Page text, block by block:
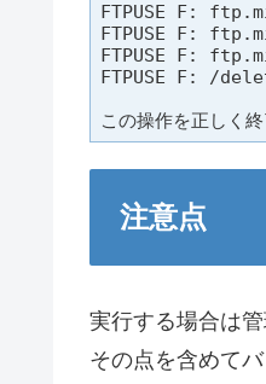
FTPUSE F:
FTPUSE F:
FTPUSE F:
FTPUSE F: /
この操作を正しく終
注意点
実行する場合は
その点を含めて